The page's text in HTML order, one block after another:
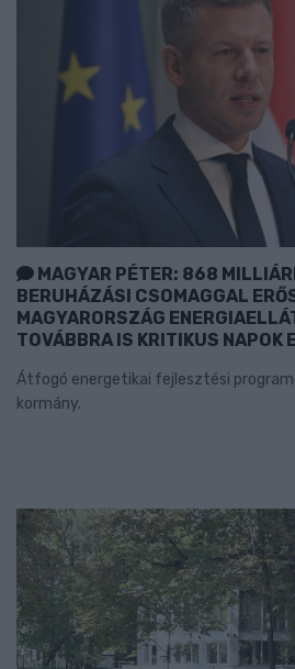
MAGYAR PÉTER: 868
BERUHÁZÁSI CSOMAGGAL
MAGYARORSZÁG
TOVÁBBRA IS KRITIKUS NAPOK
Átfogó energetikai fejlesztési
kormány.